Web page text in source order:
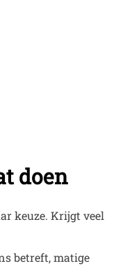
doen
keuze. Krijgt veel
betreft, matige